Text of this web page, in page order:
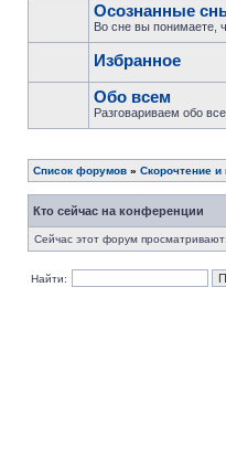
Осознанные
Во сне вы понимаете,
Избранное
Обо всем
Разговариваем обо
Список форумов » Скорочтение и
Кто сейчас на конференции
Сейчас этот форум
Найти: